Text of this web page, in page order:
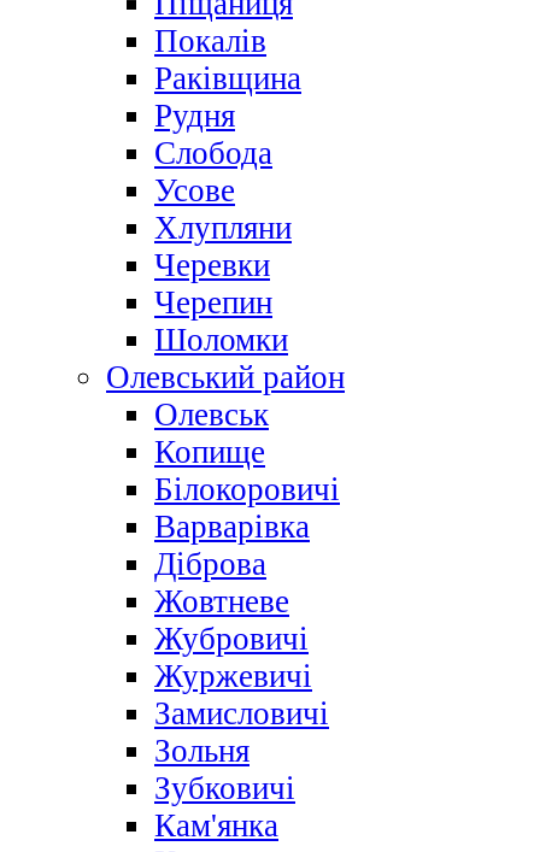
Покалів
Раківщина
Рудня
Слобода
Усове
Хлупляни
Черевки
Черепин
Шоломки
Олевський район
Олевськ
Копище
Білокоровичі
Варварівка
Діброва
Жовтневе
Жубровичі
Журжевичі
Замисловичі
Зольня
Зубковичі
Кам'янка